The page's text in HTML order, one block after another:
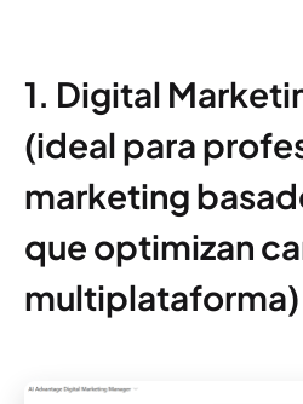
1. Digital
(ideal para
marketing
que optimizan
multiplataforma)